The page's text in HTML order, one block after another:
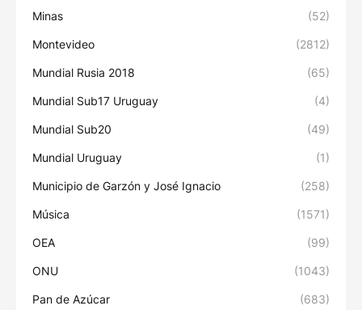
Minas (52)
Montevideo (2812)
Mundial Rusia 2018 (65)
Mundial Sub17 Uruguay (4)
Mundial Sub20 (49)
Mundial Uruguay (1)
Municipio de Garzón y José Ignacio (258)
Música (1571)
OEA (99)
ONU (1043)
Pan de Azúcar (683)